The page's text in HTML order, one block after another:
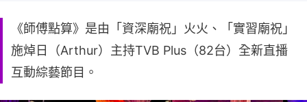
《師傅點算》是由「資深廟祝」火火、「實習廟祝」
施焯日（Arthur）主持TVB Plus（82台）全新直播
互動綜藝節目。